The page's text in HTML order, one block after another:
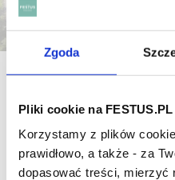
Zgoda
Pliki cookie na FESTUS.PL
Korzystamy z plików
prawidłowo, a także - za
dopasować treści, mierzyć
strona główna /
Archiwum
candyfloss